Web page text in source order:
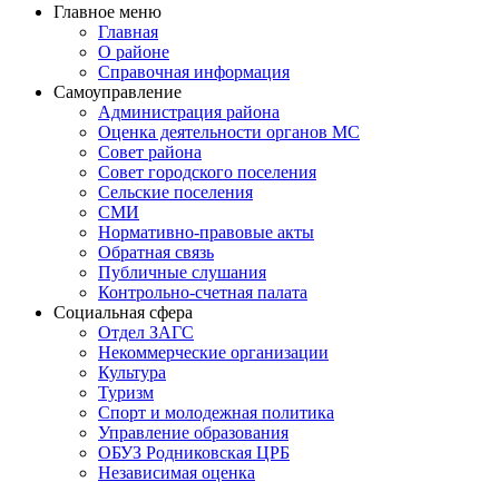
Главное меню
Главная
О районе
Справочная информация
Самоуправление
Администрация района
Оценка деятельности органов МС
Совет района
Совет городского поселения
Сельские поселения
СМИ
Нормативно-правовые акты
Обратная связь
Публичные слушания
Контрольно-счетная палата
Социальная сфера
Отдел ЗАГС
Некоммерческие организации
Культура
Туризм
Спорт и молодежная политика
Управление образования
ОБУЗ Родниковская ЦРБ
Независимая оценка